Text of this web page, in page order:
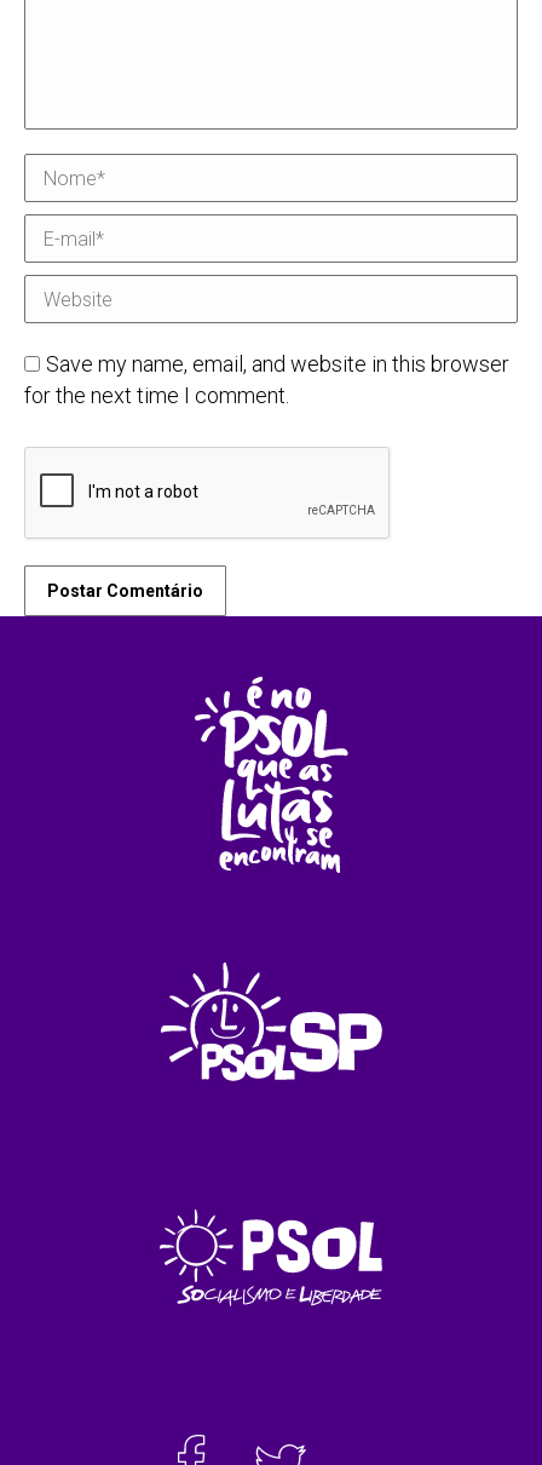
Nome *
E-mail *
Website
Save my name, email, and website in this browser
for the next time I comment.
Postar Comentário